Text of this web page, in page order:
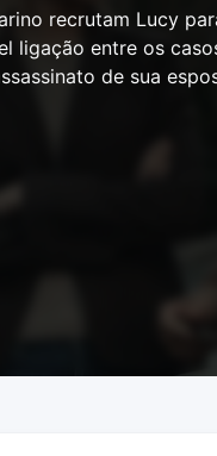
recrutam Lucy
ligação entre os
de sua